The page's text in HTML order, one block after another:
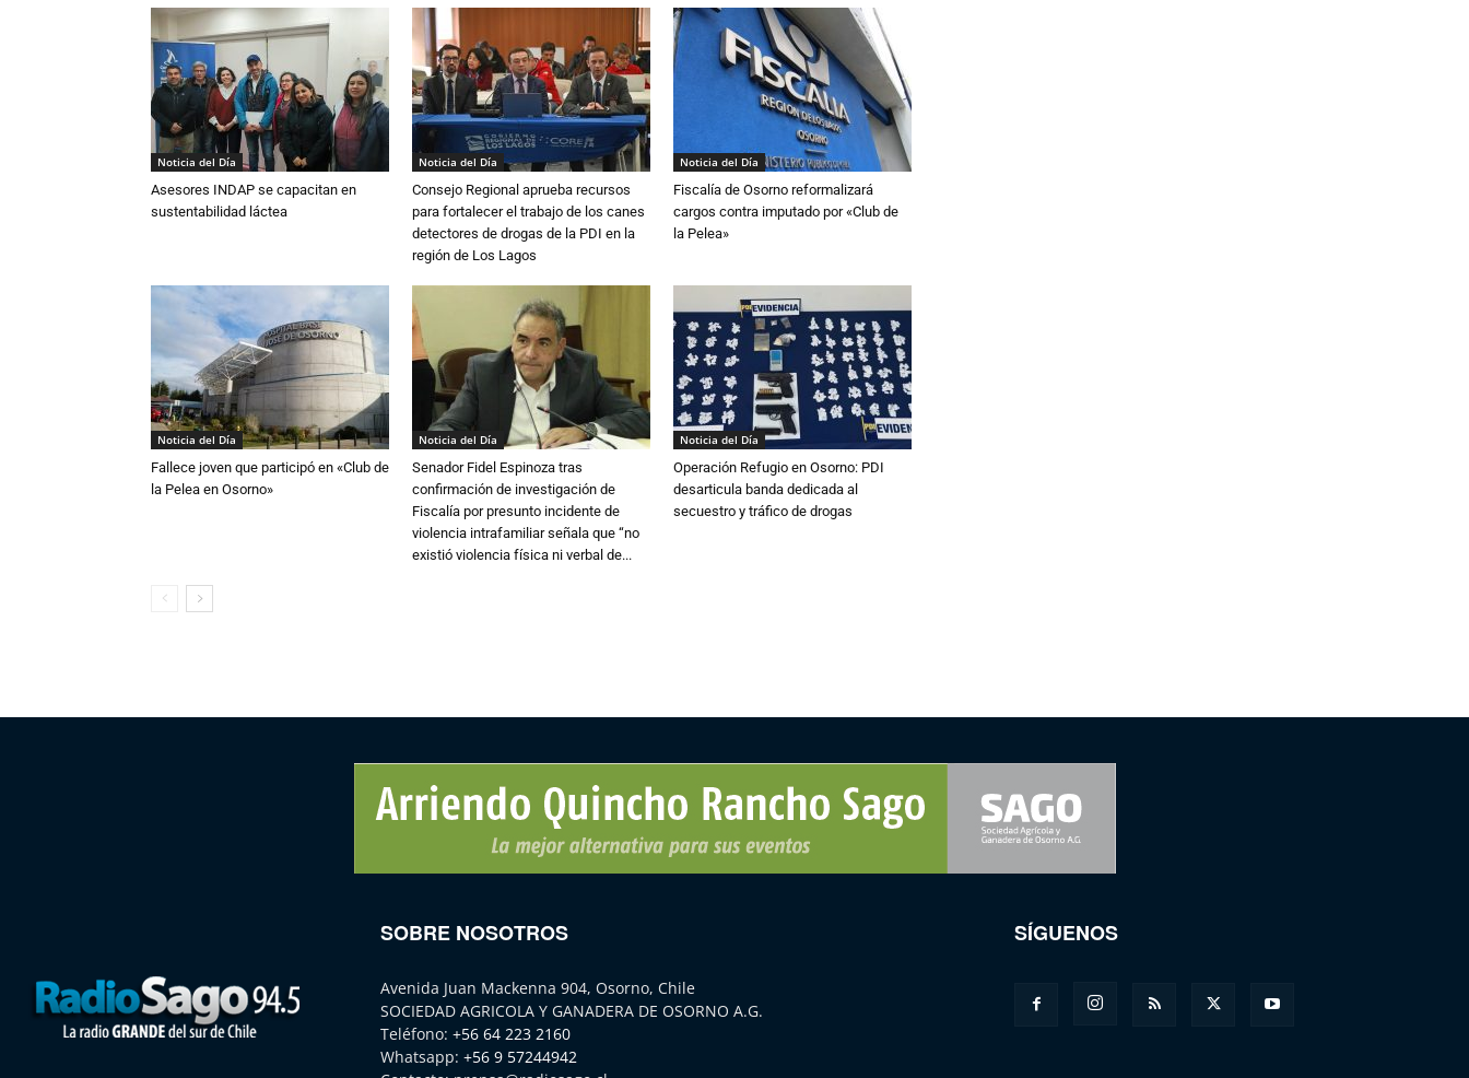
Noticia del Día
Asesores INDAP se capacitan en
sustentabilidad láctea
Noticia del Día
Consejo Regional aprueba recursos
para fortalecer el trabajo de los canes
detectores de drogas de la PDI en la
región de Los Lagos
Noticia del Día
Fiscalía de Osorno reformalizará
cargos contra imputado por «Club de
la Pelea»
Noticia del Día
Fallece joven que participó en «Club de
la Pelea en Osorno»
Noticia del Día
Senador Fidel Espinoza tras
confirmación de investigación de
Fiscalía por presunto incidente de
violencia intrafamiliar señala que “no
existió violencia física ni verbal de...
Noticia del Día
Operación Refugio en Osorno: PDI
desarticula banda dedicada al
secuestro y tráfico de drogas
SOBRE NOSOTROS
Avenida Juan Mackenna 904, Osorno, Chile
SOCIEDAD AGRICOLA Y GANADERA DE OSORNO A.G.
Teléfono: +56 64 223 2160
Whatsapp: +56 9 57244942
SÍGUENOS